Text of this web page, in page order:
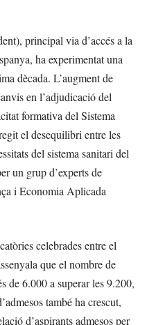
principal via d’accés a la
ha experimentat una
dècada. L’augment de
en l’adjudicació del
formativa del Sistema
el desequilibri entre les
del sistema sanitari del
un grup d’experts de
i Economia Aplicada
celebrades entre el
que el nombre de
de 6.000 a superar les 9.200,
també ha crescut,
d’aspirants admesos per